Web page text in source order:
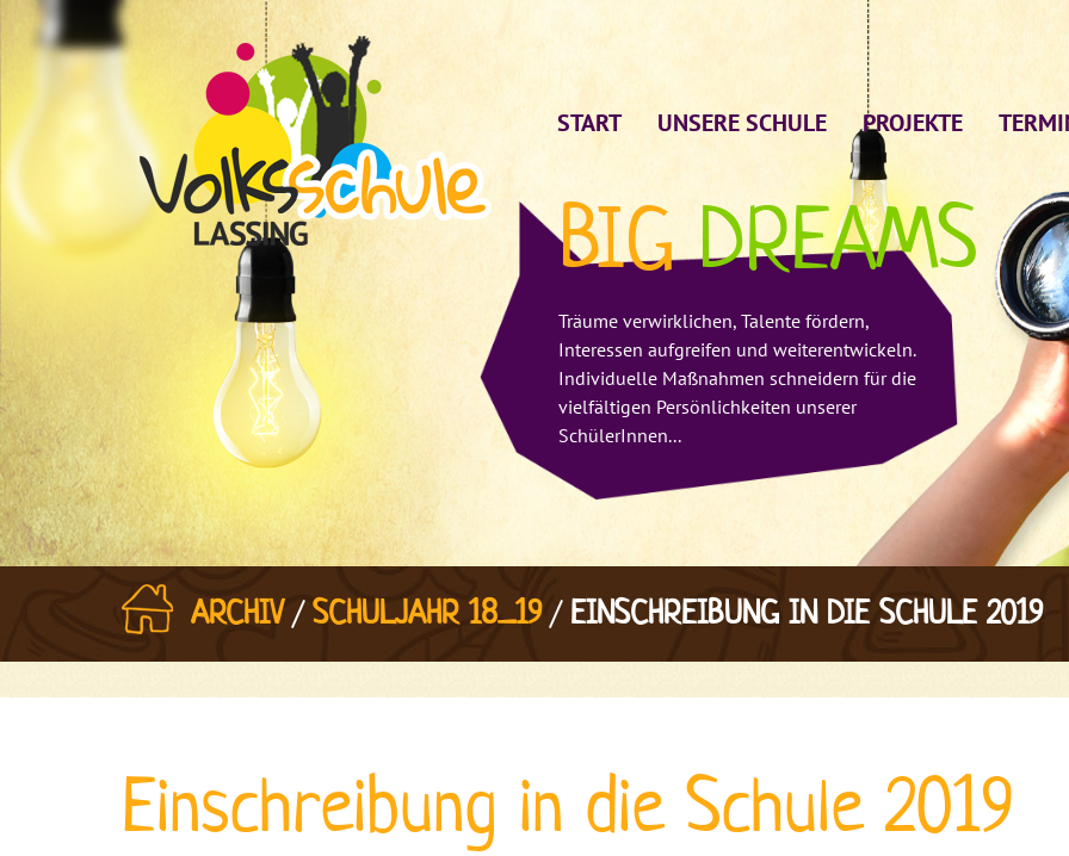
START UNSERE SCHULE PROJEKTE
BIGDREAMS
Träume verwirklichen, Talente fördern,
Interessen aufgreifen und weiterentwickeln.
Individuelle Maßnahmen schneidern für die
vielfältigen Persönlichkeiten unserer
SchülerInnen...
ARCHIV/SCHULJAHR 18_19/ EINSCHREIBUNG IN DIE SCHULE 2019
Einschreibung in die Schule 2019